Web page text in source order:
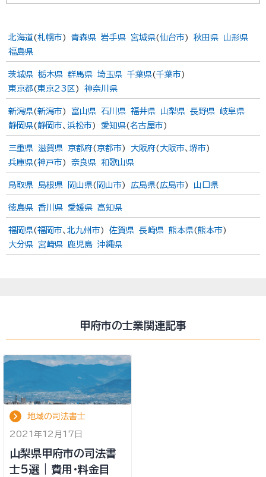
北海道(札幌市) 青森県 岩手県 宮城県(仙台市) 秋田県
山形県
福島県
茨城県 栃木県 群馬県 埼玉県 千葉県(千葉市)
東京都( 東京23区 ) 神奈川県
新潟県(新潟市) 富山県 石川県 福井県 山梨県 長野県
岐阜県
静岡県(静岡市、 浜松市) 愛知県(名古屋市)
三重県 滋賀県 京都府( 京都市) 大阪府( 大阪市、 堺市)
兵庫県(神戸市) 奈良県 和歌山県
鳥取県 島根県 岡山県( 岡山市) 広島県( 広島市) 山口県
徳島県 香川県 愛媛県 高知県
福岡県(福岡市、 北九州市) 佐賀県 長崎県 熊本県(熊本市)
大分県
宮崎県 鹿児島 沖縄県
甲府市の士業関連記事
地域の司法書士
2021年12月17日
山梨県甲府市の司法書
士5選 | 費用・料金目